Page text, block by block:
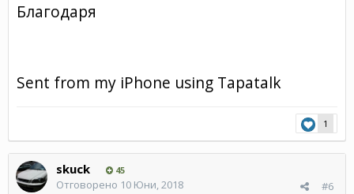
Благодаря
Sent from my iPhone using Tapatalk
1
skuck 45
#6
Отговорено 10 Юни, 2018